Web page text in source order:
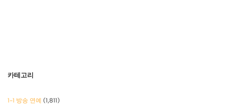
카테고리
1-1 방송 연예 (1,811)